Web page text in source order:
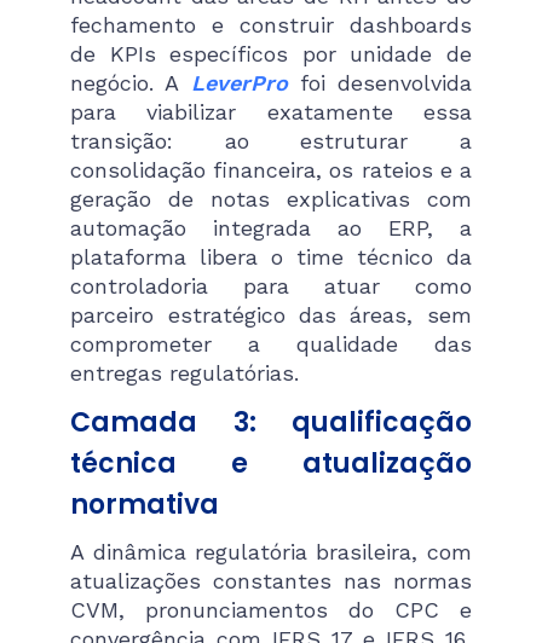
fechamento e construir dashboards
de KPIs específicos por unidade de
negócio. A
LeverProfoi desenvolvida
para viabilizar exatamente essa
transição: ao estruturar a
consolidação financeira, os rateios e a
geração de notas explicativas com
automação integrada ao ERP, a
plataforma libera o time técnico da
controladoria para atuar como
parceiro estratégico das áreas, sem
comprometer a qualidade das
entregas regulatórias.
Camada 3: qualificação
técnica e atualização
normativa
A dinâmica regulatória brasileira, com
atualizações constantes nas normas
CVM, pronunciamentos do CPC e